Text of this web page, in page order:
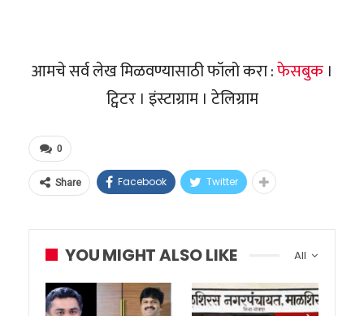
आमचे सर्व लेख मिळवण्यासाठी फॉलो करा :फेसबुक ।
ट्विटर । इंस्टाग्राम । टेलिग्राम
0
Share Facebook Twitter
All
YOU MIGHT ALSO LIKE